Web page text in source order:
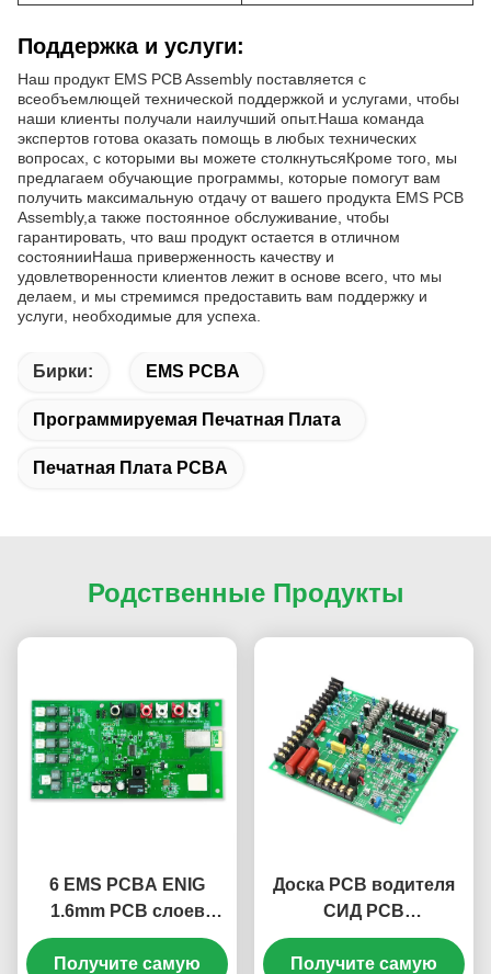
Поддержка и услуги:
Наш продукт EMS PCB Assembly поставляется с
всеобъемлющей технической поддержкой и услугами, чтобы
наши клиенты получали наилучший опыт.Наша команда
экспертов готова оказать помощь в любых технических
вопросах, с которыми вы можете столкнутьсяКроме того, мы
предлагаем обучающие программы, которые помогут вам
получить максимальную отдачу от вашего продукта EMS PCB
Assembly,а также постоянное обслуживание, чтобы
гарантировать, что ваш продукт остается в отличном
состоянииНаша приверженность качеству и
удовлетворенности клиентов лежит в основе всего, что мы
делаем, и мы стремимся предоставить вам поддержку и
услуги, необходимые для успеха.
Бирки: EMS PCBA
Программируемая Печатная Плата
Печатная Плата PCBA
Родственные Продукты
6 EMS PCBA ENIG
1.6mm PCB слоев
собрания FR408
0.25mm компонентов
Получите самую
Доска PCB водителя
СИД PCB
изготовленная на
заказ FR4 1.6mm
Получите самую